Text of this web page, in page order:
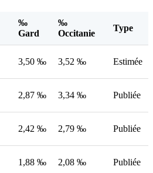
‰
Gard
‰
Occitanie
Type
3,50 ‰ 3,52 ‰ Estimée
2,87 ‰ 3,34 ‰ Publiée
2,42 ‰ 2,79 ‰ Publiée
1,88 ‰ 2,08 ‰ Publiée